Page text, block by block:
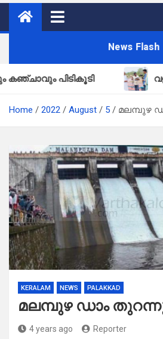
News Flash
പിടികൂടി
Home 2022 August 5 മലമ്പുഴ
KERALAM NEWS PALAKKAD
മലമ്പുഴ ഡാം
4 years ago Reporter